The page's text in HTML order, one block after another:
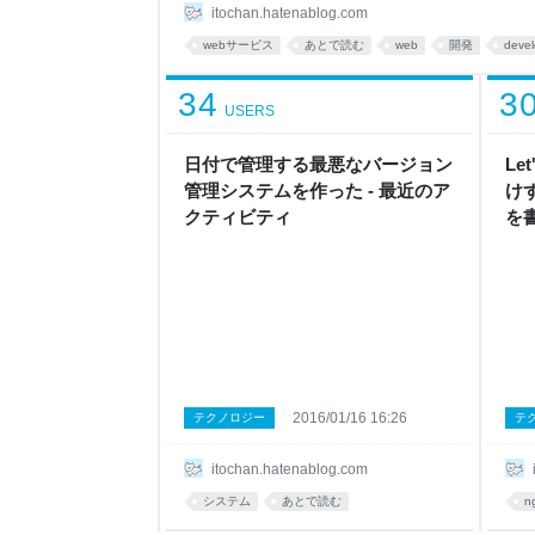
itochan.hatenablog.com
のに、最低限ローカルの開発環境とWebサービス
サーバ、VPS、IaaS、PaaS、なんでも良い）の
だ。でも、今はそれだとダサいと言われるよう
Chef, I
webサービス あとで読む web 開発
日付で管理する最悪なバージョン
管理システムを作った - 最近のア
クティビティ
34 USERS
itochan.hatenablog.com
テクノロジー 2016/01/16 16:26
システム あとで読む
け
を
テ